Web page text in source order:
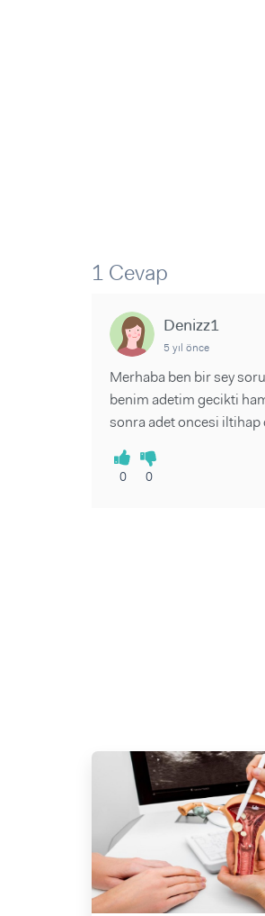
1 Cevap
Denizz1
5 yıl önce
Merhaba ben bir sey
benim adetim gecikti
sonra adet oncesi
0 0